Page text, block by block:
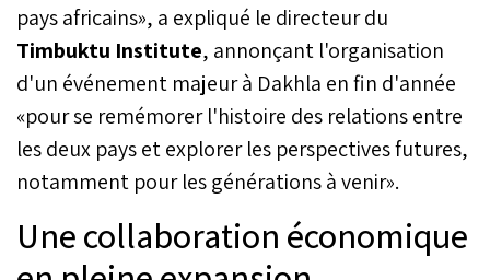
pays africains», a expliqué le directeur du
Timbuktu Institute, annonçant l'organisation
d'un événement majeur à Dakhla en fin d'année
«pour se remémorer l'histoire des relations entre
les deux pays et explorer les perspectives futures,
notamment pour les générations à venir».
Une collaboration économique